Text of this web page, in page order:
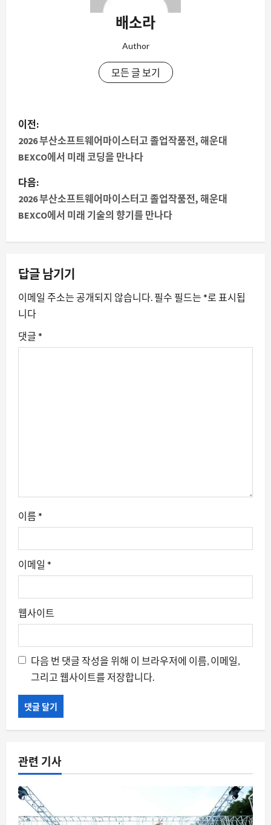
배소라
Author
모든 글 보기
게
시
내
비
게
이
션
이전:
2026 부산소프트웨어마이스터고 졸업작품전, 해운대
BEXCO에서 미래 코딩을 만나다
다음:
2026 부산소프트웨어마이스터고 졸업작품전, 해운대
BEXCO에서 미래 기술의 향기를 만나다
답글 남기기
이메일 주소는 공개되지 않습니다. 필수 필드는 *로 표시됩
니다
댓글 *
이름 *
이메일 *
웹사이트
다음 번 댓글 작성을 위해 이 브라우저에 이름, 이메일,
그리고 웹사이트를 저장합니다.
관련 기사